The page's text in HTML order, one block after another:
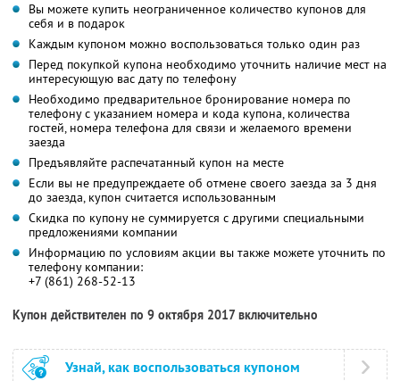
Вы можете купить неограниченное количество купонов для
себя и в подарок
Каждым купоном можно воспользоваться только один раз
Перед покупкой купона необходимо уточнить наличие мест на
интересующую вас дату по телефону
Необходимо предварительное бронирование номера по
телефону с указанием номера и кода купона, количества
гостей, номера телефона для связи и желаемого времени
заезда
Предъявляйте распечатанный купон на месте
Если вы не предупреждаете об отмене своего заезда за 3 дня
до заезда, купон считается использованным
Скидка по купону не суммируется с другими специальными
предложениями компании
Информацию по условиям акции вы также можете уточнить по
телефону компании:
+7 (861) 268-52-13
Купон действителен по 9 октября 2017 включительно
Узнай, как воспользоваться купоном